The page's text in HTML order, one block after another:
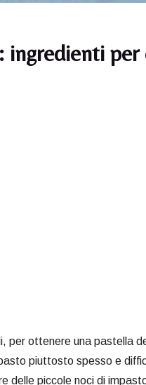
per ottenere una pastella
piuttosto spesso e
delle piccole noci di